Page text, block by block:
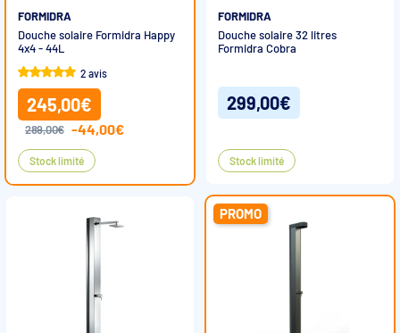
FORMIDRA
Douche solaire Formidra Happy
4x4 - 44L
2 avis
245,00€
289,00€ -44,00€
Stock limité
FORMIDRA
Douche solaire 32 litres
Formidra Cobra
299,00€
Stock limité
PROMO